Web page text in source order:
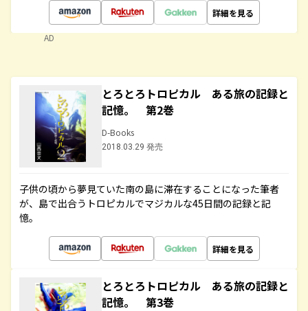
詳細を見る
AD
とろとろトロピカル ある旅の記録と
記憶。 第2巻
D-Books
2018.03.29 発売
子供の頃から夢見ていた南の島に滞在することになった筆者
が、島で出合うトロピカルでマジカルな45日間の記録と記
憶。
詳細を見る
とろとろトロピカル ある旅の記録と
記憶。 第3巻